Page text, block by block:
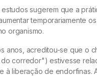
estudos sugerem que a
temporariamente
organismo.
anos, acreditou-se que o
corredor") estivesse
à liberação de endorfinas.